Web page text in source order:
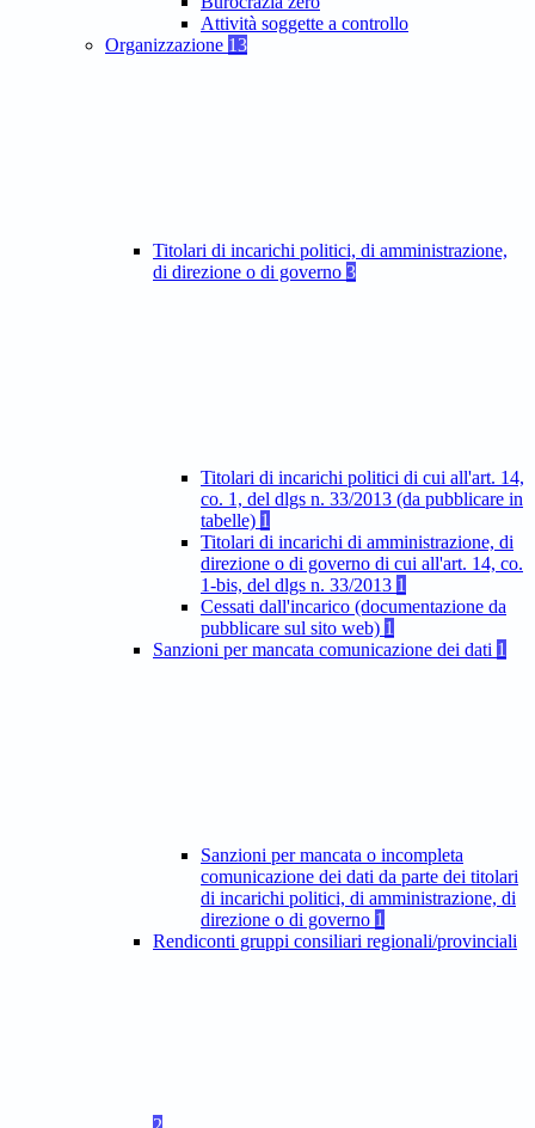
Attività soggette a controllo
Organizzazione 13
Titolari di incarichi politici, di amministrazione,
di direzione o di governo 3
Titolari di incarichi politici di cui all'art. 14,
co. 1, del dlgs n. 33/2013 (da pubblicare in
tabelle) 1
Titolari di incarichi di amministrazione, di
direzione o di governo di cui all'art. 14, co.
1-bis, del dlgs n. 33/2013 1
Cessati dall'incarico (documentazione da
pubblicare sul sito web) 1
Sanzioni per mancata comunicazione dei dati 1
Sanzioni per mancata o incompleta
comunicazione dei dati da parte dei titolari
di incarichi politici, di amministrazione, di
direzione o di governo 1
Rendiconti gruppi consiliari regionali/provinciali